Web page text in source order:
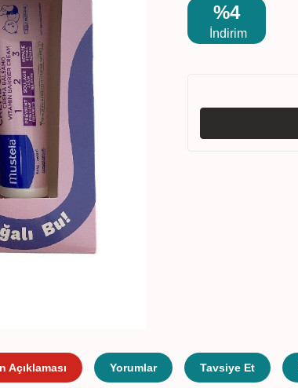
%4
İndirim
Açıklaması Yorumlar Tavsiye Et